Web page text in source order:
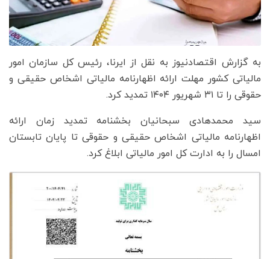
به گزارش اقتصادنیوز به نقل از ایرنا، رئیس کل سازمان امور
مالیاتی کشور مهلت ارائه اظهارنامه مالیاتی اشخاص حقیقی و
حقوقی را تا ۳۱ شهریور ۱۴۰۴ تمدید کرد.
سید محمدهادی سبحانیان بخشنامه تمدید زمان ارائه
اظهارنامه مالیاتی اشخاص حقیقی و حقوقی تا پایان تابستان
امسال را به ادارت کل امور مالیاتی ابلاغ کرد.